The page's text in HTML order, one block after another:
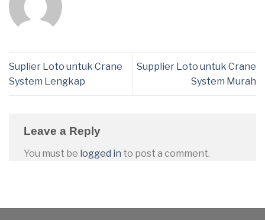
Suplier Loto untuk Crane
System Lengkap
Supplier Loto untuk Crane
System Murah
Leave a Reply
You must be logged in to post a comment.